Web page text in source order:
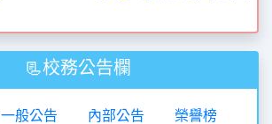
📃校務公告欄
一般公告 內部公告 榮譽榜